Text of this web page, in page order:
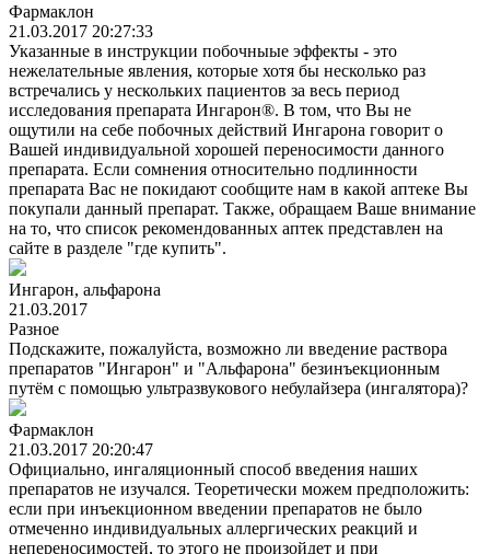
Фармаклон
21.03.2017 20:27:33
Указанные в инструкции побочныые эффекты - это
нежелательные явления, которые хотя бы несколько раз
встречались у нескольких пациентов за весь период
исследования препарата Ингарон®. В том, что Вы не
ощутили на себе побочных действий Ингарона говорит о
Вашей индивидуальной хорошей переносимости данного
препарата. Если сомнения относительно подлинности
препарата Вас не покидают сообщите нам в какой аптеке Вы
покупали данный препарат. Также, обращаем Ваше внимание
на то, что список рекомендованных аптек представлен на
сайте в разделе "где купить".
Ингарон, альфарона
21.03.2017
Разное
Подскажите, пожалуйста, возможно ли введение раствора
препаратов "Ингарон" и "Альфарона" безинъекционным
путём с помощью ультразвукового небулайзера (ингалятора)?
Фармаклон
21.03.2017 20:20:47
Официально, ингаляционный способ введения наших
препаратов не изучался. Теоретически можем предположить:
если при инъекционном введении препаратов не было
отмеченно индивидуальных аллергических реакций и
непереносимостей, то этого не произойдет и при